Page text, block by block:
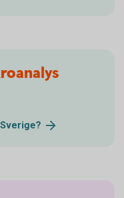
Sverige?